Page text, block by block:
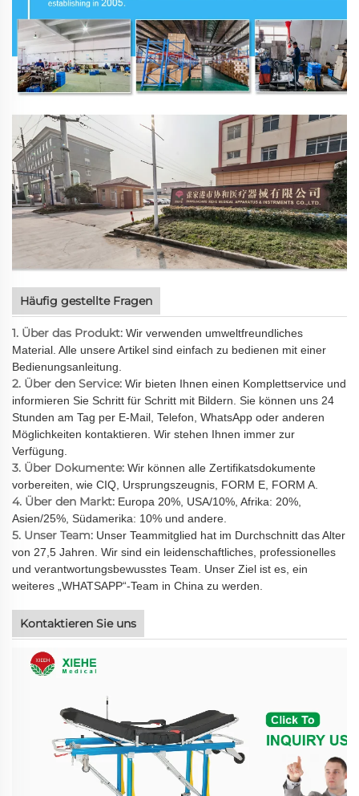
Häufig gestellte Fragen
1. Über das Produkt: Wir verwenden umweltfreundliches
Material. Alle unsere Artikel sind einfach zu bedienen mit einer
Bedienungsanleitung.
2. Über den Service: Wir bieten Ihnen einen Komplettservice und
informieren Sie Schritt für Schritt mit Bildern. Sie können uns 24
Stunden am Tag per E-Mail, Telefon, WhatsApp oder anderen
Möglichkeiten kontaktieren. Wir stehen Ihnen immer zur
Verfügung.
3. Über Dokumente: Wir können alle Zertifikatsdokumente
vorbereiten, wie CIQ, Ursprungszeugnis, FORM E, FORM A.
4. Über den Markt: Europa 20%, USA/10%, Afrika: 20%,
Asien/25%, Südamerika: 10% und andere.
5. Unser Team: Unser Teammitglied hat im Durchschnitt das Alter
von 27,5 Jahren. Wir sind ein leidenschaftliches, professionelles
und verantwortungsbewusstes Team. Unser Ziel ist es, ein
weiteres „WHATSAPP“-Team in China zu werden.
Kontaktieren Sie uns